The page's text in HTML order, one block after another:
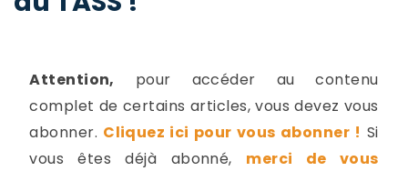
Attention, pour accéder au contenu
complet de certains articles, vous devez vous
abonner. Cliquez ici pour vous abonner ! Si
vous êtes déjà abonné, merci de vous